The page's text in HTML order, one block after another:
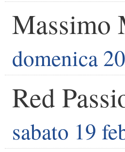
Massimo
domenica
Red
sabato 19